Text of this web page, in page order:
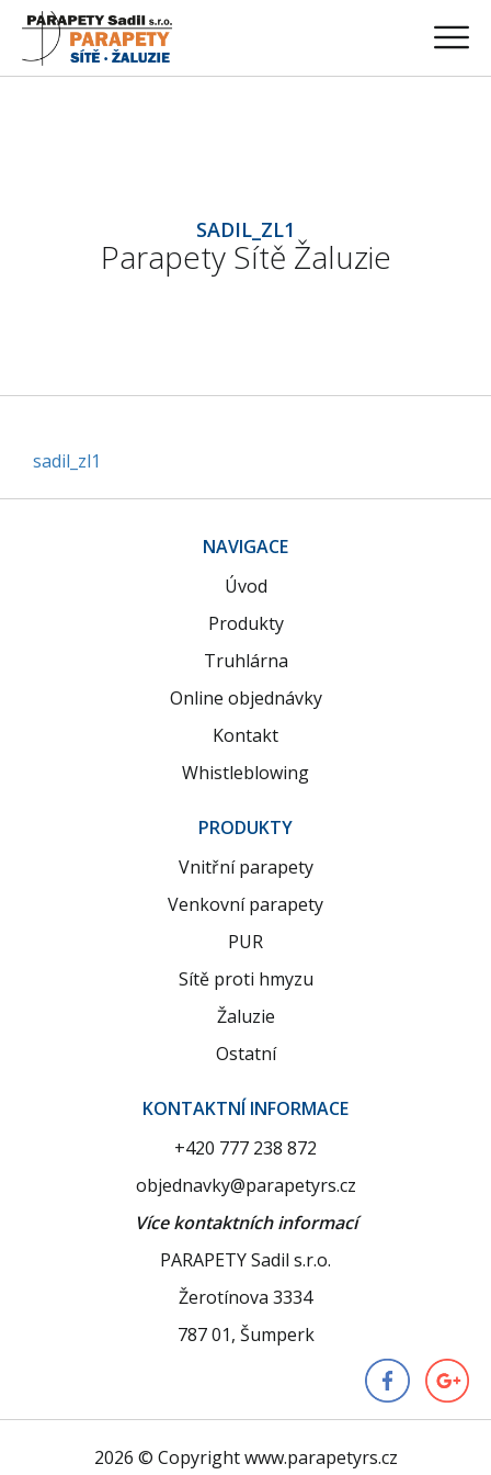
SADIL_ZL1
Parapety Sítě Žaluzie
sadil_zl1
NAVIGACE
Úvod
Produkty
Truhlárna
Online objednávky
Kontakt
Whistleblowing
PRODUKTY
Vnitřní parapety
Venkovní parapety
PUR
Sítě proti hmyzu
Žaluzie
Ostatní
KONTAKTNÍ INFORMACE
+420 777 238 872
objednavky@parapetyrs.cz
Více kontaktních informací
PARAPETY Sadil s.r.o.
Žerotínova 3334
787 01, Šumperk
2026 © Copyright www.parapetyrs.cz